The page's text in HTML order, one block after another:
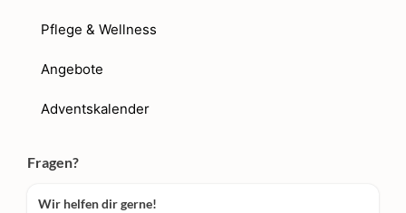
Pflege & Wellness
Angebote
Adventskalender
Fragen?
Wir helfen dir gerne!